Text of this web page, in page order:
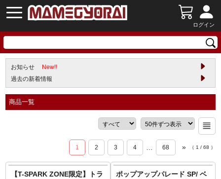
ログイン
お知らせ
New!!
過去の新着情報
商品一覧
1 2 3 4 … 68 » （ 1 / 68 ）
【T-SPARK ZONE限定】トラ
ポップアップパレード SP/ ベ